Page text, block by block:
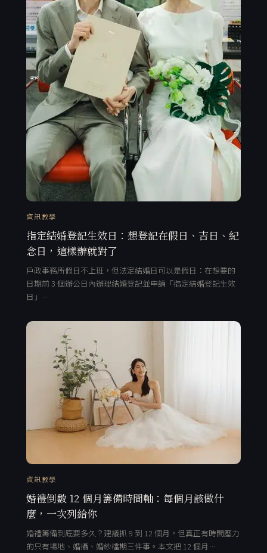
資訊教學
指定結婚登記生效日：想登記在假日、吉日、紀
念日，這樣辦就對了
戶政事務所假日不上班，但法定結婚日可以是假日：在想要的
日期前 3 個辦公日內辦理結婚登記並申請「指定結婚登記生效
日」…
資訊教學
婚禮倒數 12 個月籌備時間軸：每個月該做什
麼，一次列給你
婚禮籌備到底要多久？建議抓 9 到 12 個月，但真正有時間壓力
的只有場地、婚攝、婚紗檔期三件事。本文把 12 個月…